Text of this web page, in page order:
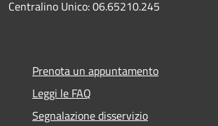
Centralino Unico: 06.65210.245
Prenota un appuntamento
Leggi le FAQ
Segnalazione disservizio